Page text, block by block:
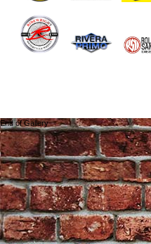
End of Gallery